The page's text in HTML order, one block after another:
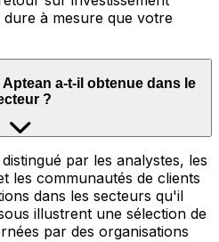
à mesure que votre
a-t-il obtenue dans le
?
par les analystes, les
les communautés de clients
dans les secteurs qu'il
illustrent une sélection de
par des organisations